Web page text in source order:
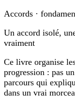
Accords ·
Un accord isolé,
vraiment
Ce livre organise
progression : pas
parcours qui
dans un vrai